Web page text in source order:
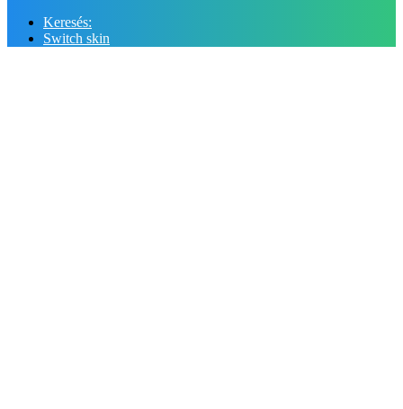
Keresés:
Switch skin